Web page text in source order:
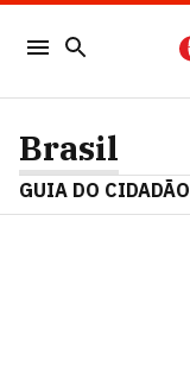
Brasil
GUIA DO CIDADÃO